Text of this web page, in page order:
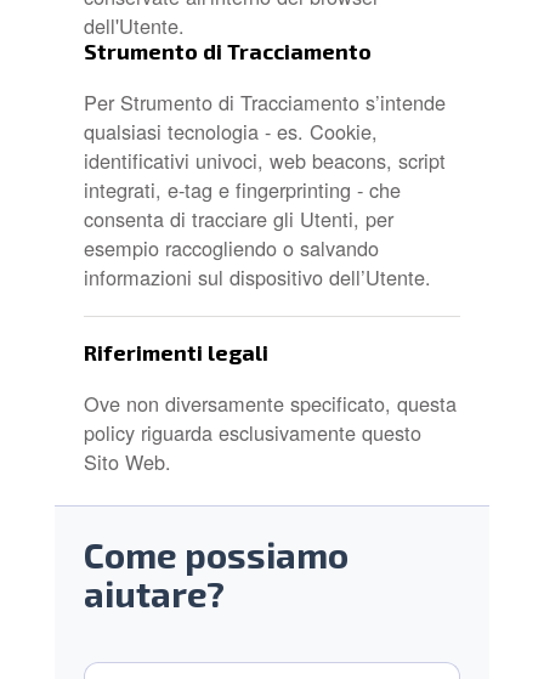
dell'Utente.
Strumento di Tracciamento
Per Strumento di Tracciamento s’intende
qualsiasi tecnologia - es. Cookie,
identificativi univoci, web beacons, script
integrati, e-tag e fingerprinting - che
consenta di tracciare gli Utenti, per
esempio raccogliendo o salvando
informazioni sul dispositivo dell’Utente.
Riferimenti legali
Ove non diversamente specificato, questa
policy riguarda esclusivamente questo
Sito Web.
Come possiamo
aiutare?